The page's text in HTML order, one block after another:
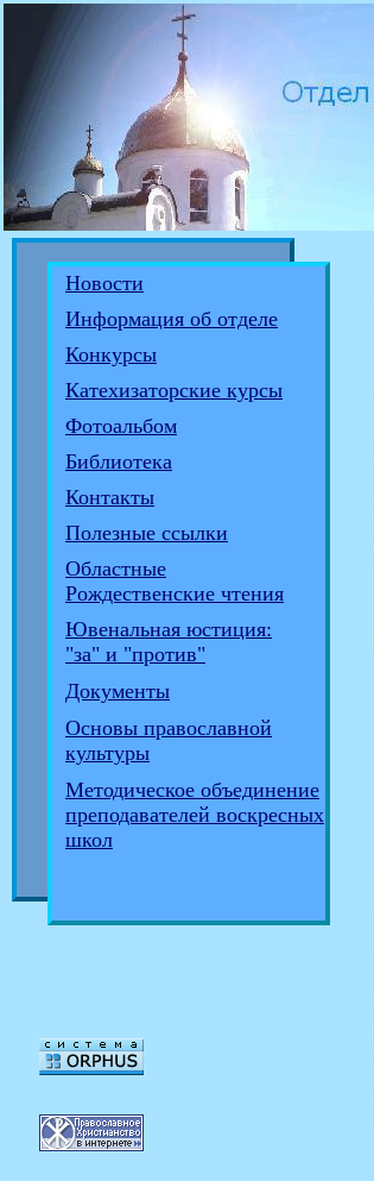
Новости
Информация об отделе
Конкурсы
Катехизаторские курсы
Фотоальбом
Библиотека
Контакты
Полезные ссылки
Областные
Рождественские чтения
Ювенальная юстиция:
"за" и "против"
Документы
Основы православной
культуры
Методическое объединение
преподавателей воскресных
школ